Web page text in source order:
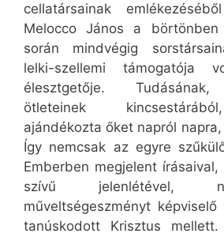
cellatársainak
Melocco János a
során mindvégig
lelki-szellemi támogatója
élesztgetője. Tudásának,
ötleteinek
ajándékozta őket napról
Így nemcsak az egyre
Emberben megjelent írásaival,
szívű jelenlétével,
műveltségeszményt képviselő
tanúskodott Krisztus